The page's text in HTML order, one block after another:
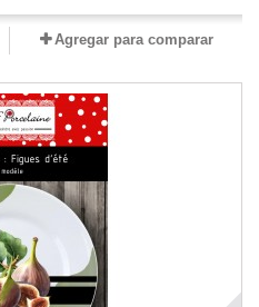
Agregar para comparar